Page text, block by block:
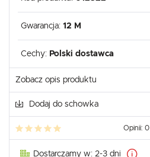
Gwarancja: 12 M
Cechy: Polski dostawca
Zobacz opis produktu
Dodaj do schowka
Opinii: 0
Dostarczamy w: 2-3 dni